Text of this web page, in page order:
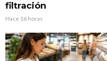
filtración
Hace 16 horas